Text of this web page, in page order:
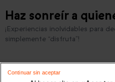
Haz sonreír a
¡Experiencias inolvidables para
simplemente “disfruta”!
¿Qué regalar por Navidad a mi
Continuar sin aceptar